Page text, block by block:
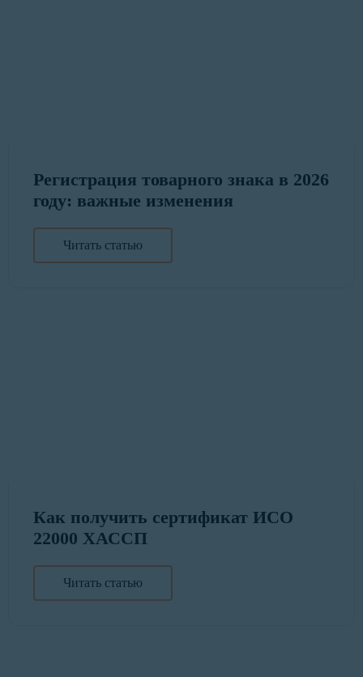
Регистрация товарного знака в 2026
году: важные изменения
Читать статью
Как получить сертификат ИСО
22000 ХАССП
Читать статью